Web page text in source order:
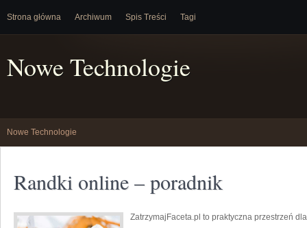
Strona główna Archiwum Spis Treści Tagi
Nowe Technologie
Nowe Technologie
Randki online – poradnik
ZatrzymajFaceta.pl to praktyczna przestrzeń